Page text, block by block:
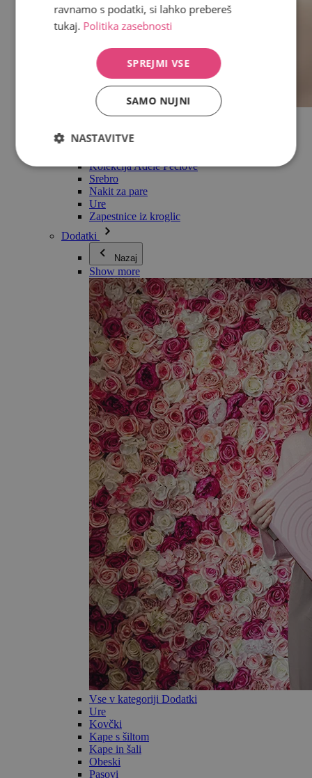
Vse v kategoriji Nakit
Zapestnice
Kolekcija Adéle Pečlové
Srebro
Nakit za pare
Ure
Zapestnice iz kroglic
Dodatki
Nazaj
Show more
Vse v kategoriji Dodatki
Ure
Kovčki
Kape s šiltom
Kape in šali
Obeski
Pasovi
ravnamo s podatki, si lahko prebereš
tukaj. Politika zasebnosti
SPREJMI VSE
SAMO NUJNI
NASTAVITVE